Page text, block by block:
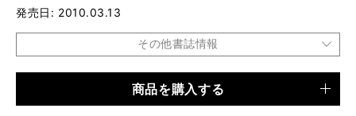
発売日
2010.03.13
その他書誌情報
商品を購入する